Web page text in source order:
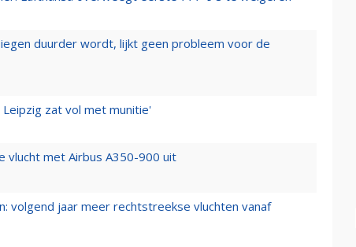
duurder wordt, lijkt geen probleem voor de
zat vol met munitie'
vlucht met Airbus A350-900 uit
volgend jaar meer rechtstreekse vluchten vanaf